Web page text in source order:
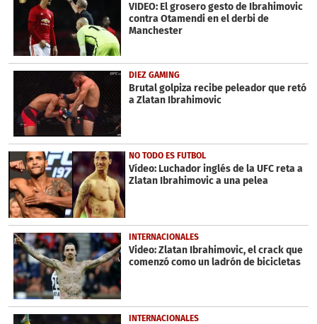
VIDEO: El grosero gesto de Ibrahimovic
contra Otamendi en el derbi de
Manchester
DIEZ GAMING
Brutal golpiza recibe peleador que retó
a Zlatan Ibrahimovic
NO TODO ES FUTBOL
Vídeo: Luchador inglés de la UFC reta a
Zlatan Ibrahimovic a una pelea
INTERNACIONALES
Video: Zlatan Ibrahimovic, el crack que
comenzó como un ladrón de bicicletas
INTERNACIONALES